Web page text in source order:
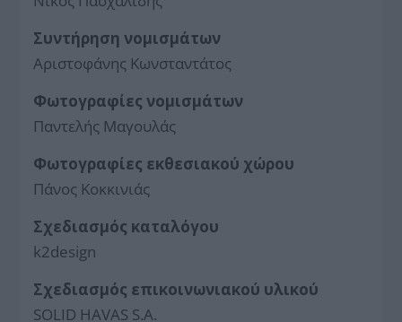
Συντήρηση νομισμάτων
Αριστοφάνης Κωνσταντάτος
Φωτογραφίες νομισμάτων
Παντελής Μαγουλάς
Φωτογραφίες εκθεσιακού χώρου
Πάνος Κοκκινιάς
Σχεδιασμός καταλόγου
k2design
Σχεδιασμός επικοινωνιακού υλικού
SOLID HAVAS S.A.